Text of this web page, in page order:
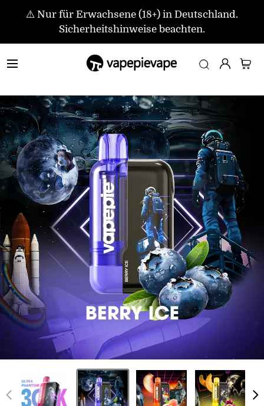
⚠️ Nur für Erwachsene (18+) in Deutschland.
Sicherheitshinweise beachten.